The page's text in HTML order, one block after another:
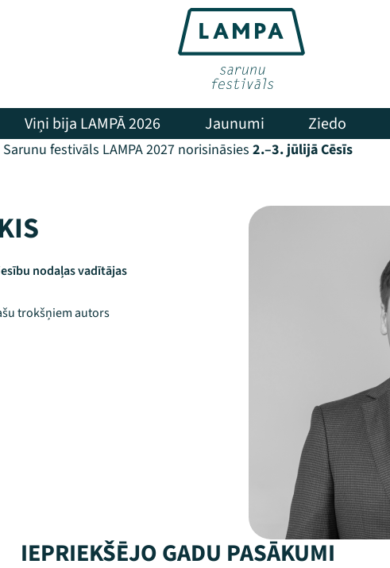
Viņi bija LAMPĀ 2026 Jaunumi Ziedo
Sarunu festivāls LAMPA 2027 norisināsies 2.–3. jūlijā Cēsīs
nodaļas vadītājas
trokšņiem autors
IEPRIEKŠĒJO GADU PASĀKUMI